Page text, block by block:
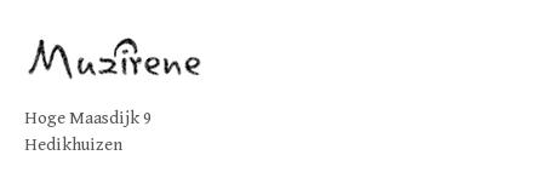
Hoge Maasdijk 9
Hedikhuizen